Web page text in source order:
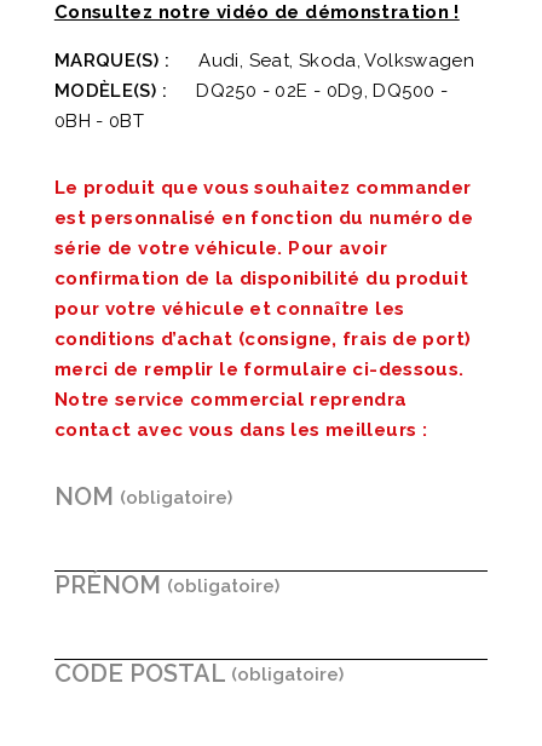
Consultez notre vidéo de démonstration !
MARQUE(S) :
Audi, Seat, Skoda, Volkswagen
MODÈLE(S) :
DQ250 - 02E - 0D9, DQ500 -
0BH - 0BT
Le produit que vous souhaitez commander
est personnalisé en fonction du numéro de
série de votre véhicule. Pour avoir
confirmation de la disponibilité du produit
pour votre véhicule et connaître les
conditions d’achat (consigne, frais de port)
merci de remplir le formulaire ci-dessous.
Notre service commercial reprendra
contact avec vous dans les meilleurs :
NOM
PRÉNOM
CODE POSTAL